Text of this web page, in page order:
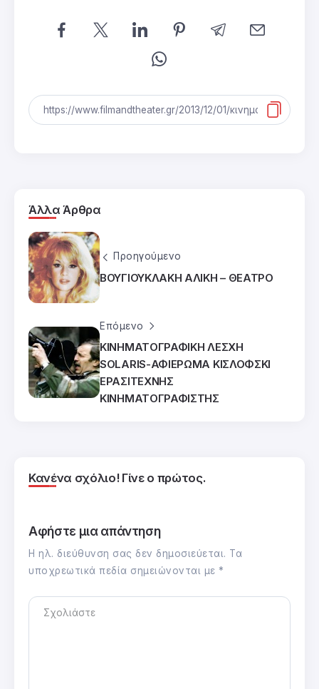
Άλλα Άρθρα
Προηγούμενο
ΒΟΥΓΙΟΥΚΛΑΚΗ ΑΛΙΚΗ – ΘΕΑΤΡΟ
Επόμενο
ΚΙΝΗΜΑΤΟΓΡΑΦΙΚΗ ΛΕΣΧΗ
SOLARIS-ΑΦΙΕΡΩΜΑ ΚΙΣΛΟΦΣΚΙ
ΕΡΑΣΙΤΕΧΝΗΣ
ΚΙΝΗΜΑΤΟΓΡΑΦΙΣΤΗΣ
Κανένα σχόλιο! Γίνε ο πρώτος.
Αφήστε μια απάντηση
Η ηλ. διεύθυνση σας δεν δημοσιεύεται. Τα
υποχρεωτικά πεδία σημειώνονται με *